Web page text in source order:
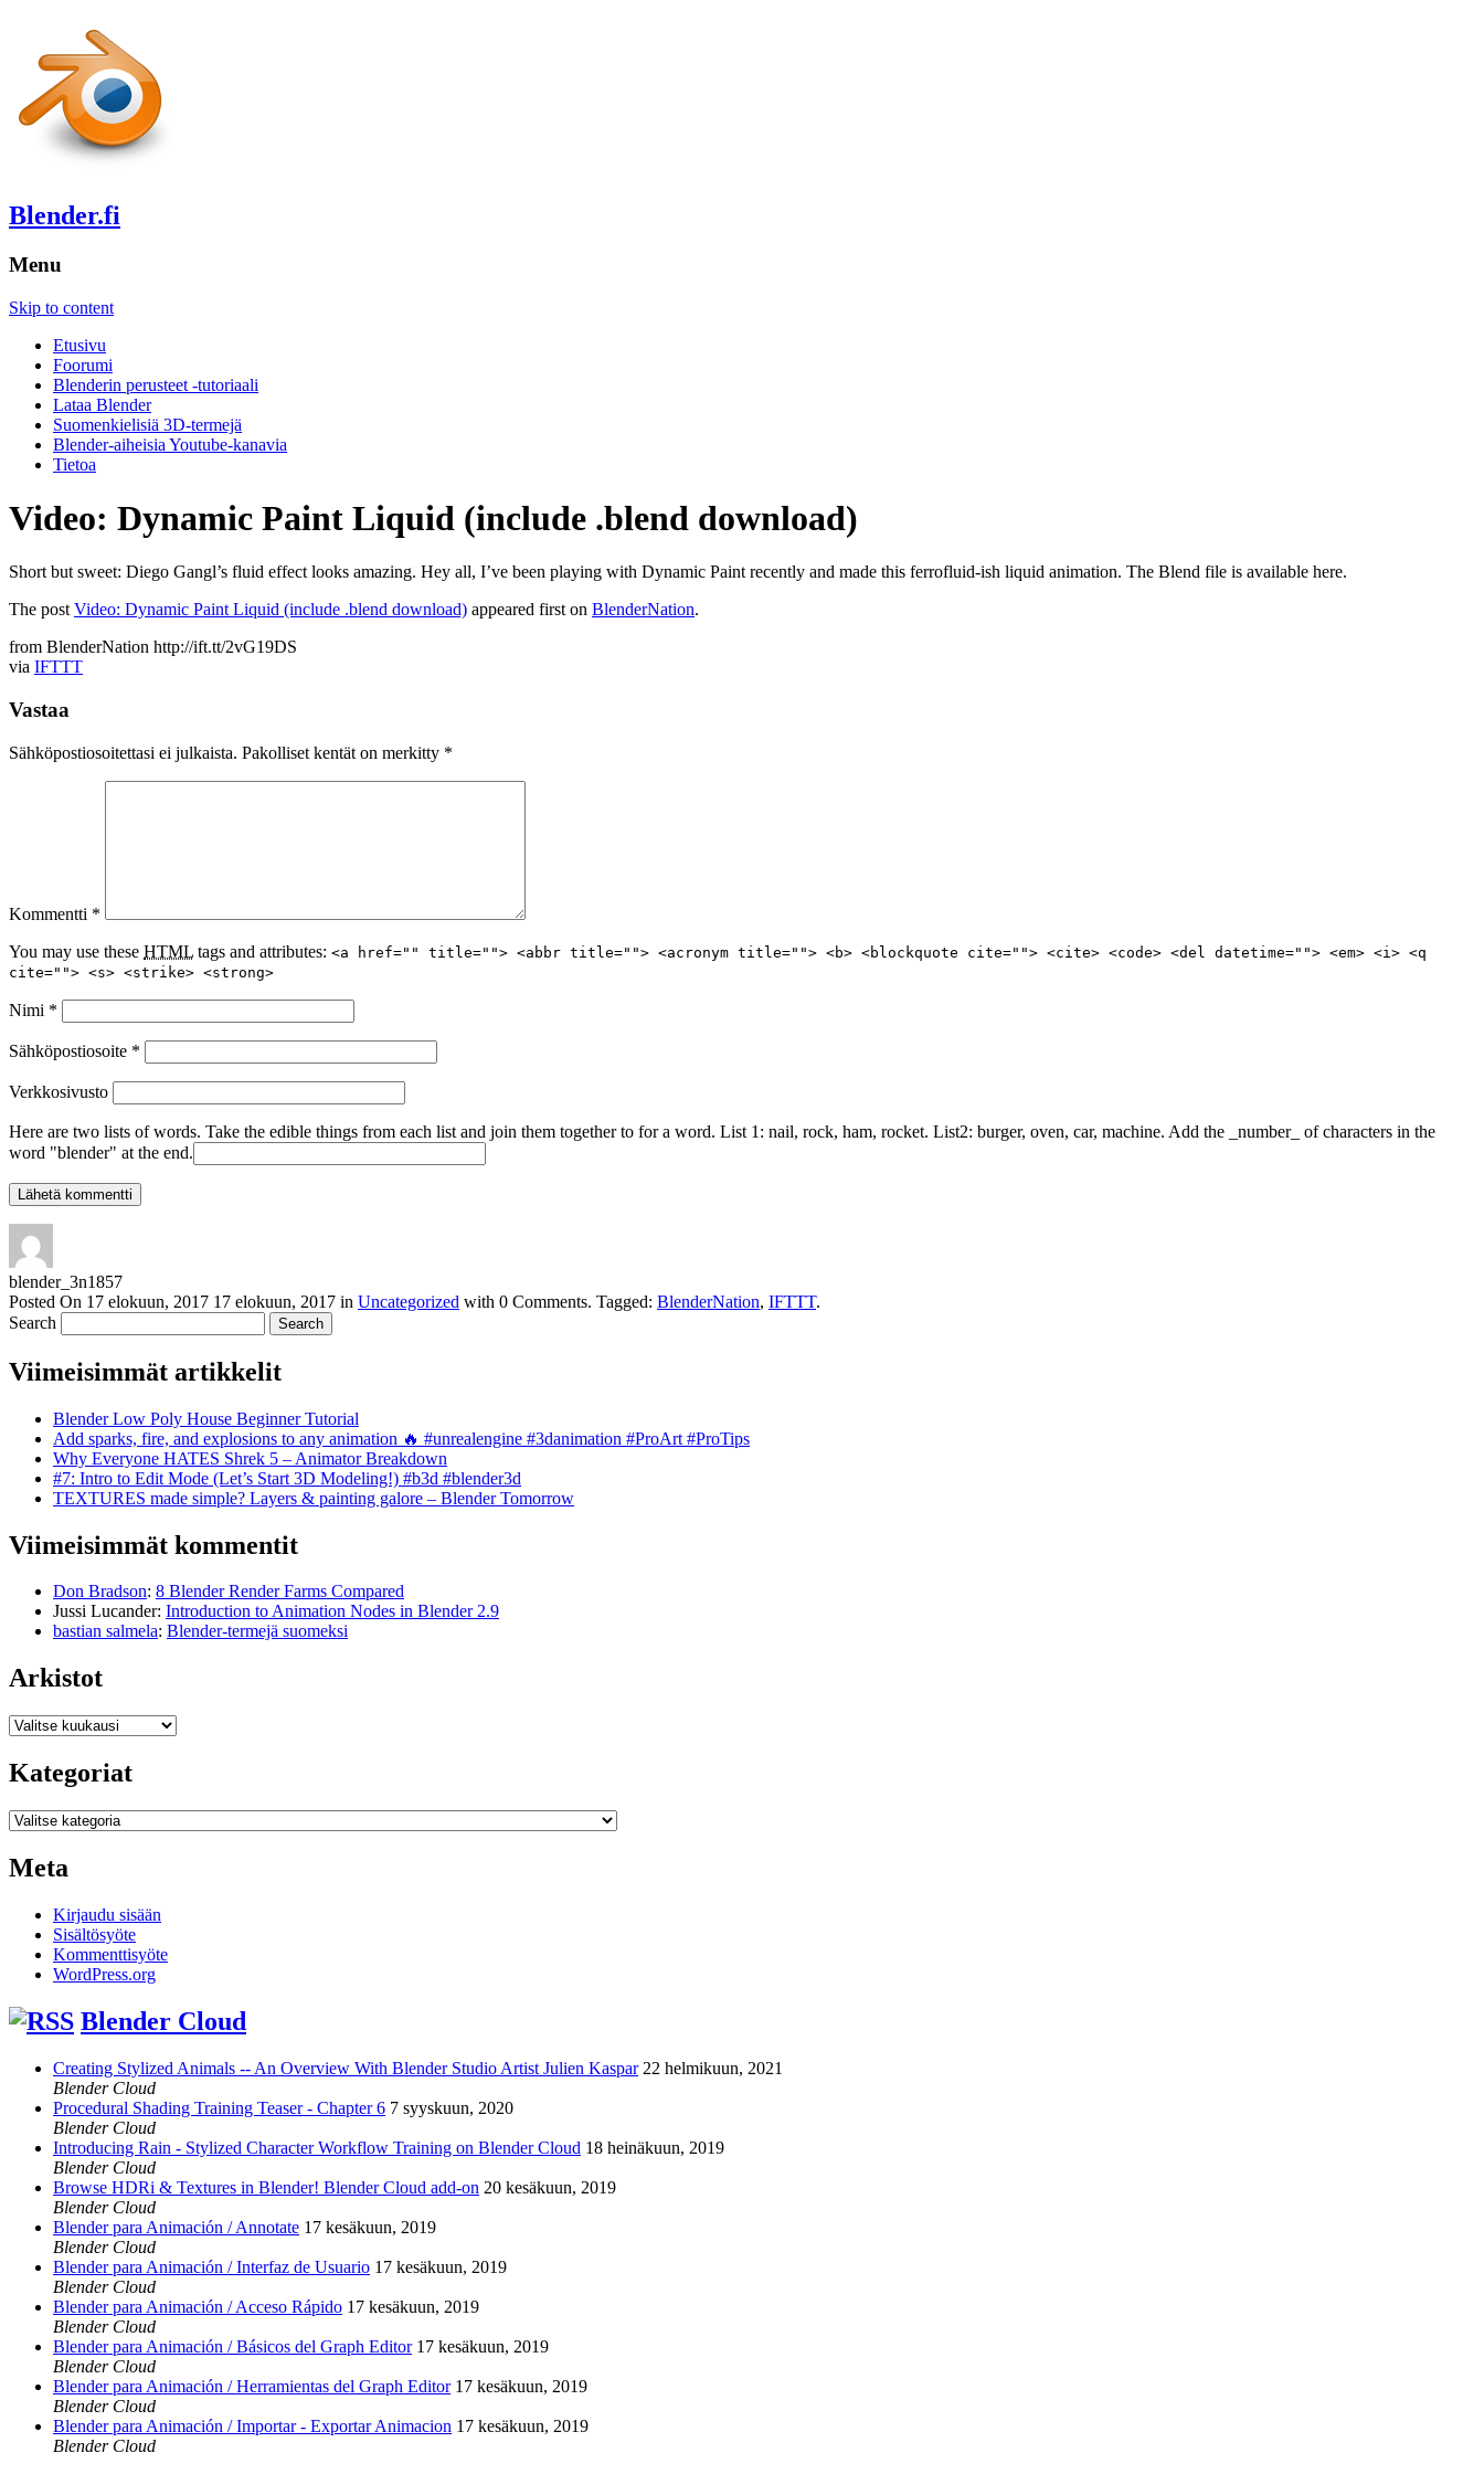
Blender.fi
Menu
Skip to content
Etusivu
Foorumi
Blenderin perusteet -tutoriaali
Lataa Blender
Suomenkielisiä 3D-termejä
Blender-aiheisia Youtube-kanavia
Tietoa
Video: Dynamic Paint Liquid (include .blend download)
Short but sweet: Diego Gangl’s fluid effect looks amazing. Hey all, I’ve been playing with Dynamic Paint recently and made this ferrofluid-ish liquid animation. The Blend file is available here.
The postVideo: Dynamic Paint Liquid (include .blend download) appeared first on BlenderNation.
from BlenderNation http://ift.tt/2vG19DS
via IFTTT
Vastaa
Sähköpostiosoitettasi ei julkaista. Pakolliset kentät on merkitty *
Kommentti *
You may use these HTML tags and attributes: <a href="" title=""> <abbr title=""> <acronym title=""> <b> <blockquote cite=""> <cite> <code> <del datetime=""> <em> <i> <q
cite=""> <s> <strike> <strong>
Nimi *
Sähköpostiosoite *
Verkkosivusto
Here are two lists of words. Take the edible things from each list and join them together to for a word. List 1: nail, rock, ham, rocket. List2: burger, oven, car, machine. Add the _number_ of characters in the
word "blender" at the end.
blender_3n1857
Posted On 17 elokuun, 2017 17 elokuun, 2017 in Uncategorized with 0 Comments. Tagged: BlenderNation, IFTTT.
Search
Viimeisimmät artikkelit
Blender Low Poly House Beginner Tutorial
Add sparks, fire, and explosions to any animation 🔥 #unrealengine #3danimation #ProArt #ProTips
Why Everyone HATES Shrek 5 – Animator Breakdown
#7: Intro to Edit Mode (Let’s Start 3D Modeling!) #b3d #blender3d
TEXTURES made simple? Layers & painting galore – Blender Tomorrow
Viimeisimmät kommentit
Don Bradson: 8 Blender Render Farms Compared
Jussi Lucander: Introduction to Animation Nodes in Blender 2.9
bastian salmela: Blender-termejä suomeksi
Arkistot
Arkistot
Kategoriat
Kategoriat
Meta
Kirjaudu sisään
Sisältösyöte
Kommenttisyöte
WordPress.org
Blender Cloud
Creating Stylized Animals -- An Overview With Blender Studio Artist Julien Kaspar 22 helmikuun, 2021
Blender Cloud
Procedural Shading Training Teaser - Chapter 6 7 syyskuun, 2020
Blender Cloud
Introducing Rain - Stylized Character Workflow Training on Blender Cloud 18 heinäkuun, 2019
Blender Cloud
Browse HDRi & Textures in Blender! Blender Cloud add-on 20 kesäkuun, 2019
Blender Cloud
Blender para Animación / Annotate 17 kesäkuun, 2019
Blender Cloud
Blender para Animación / Interfaz de Usuario 17 kesäkuun, 2019
Blender Cloud
Blender para Animación / Acceso Rápido 17 kesäkuun, 2019
Blender Cloud
Blender para Animación / Básicos del Graph Editor 17 kesäkuun, 2019
Blender Cloud
Blender para Animación / Herramientas del Graph Editor 17 kesäkuun, 2019
Blender Cloud
Blender para Animación / Importar - Exportar Animacion 17 kesäkuun, 2019
Blender Cloud